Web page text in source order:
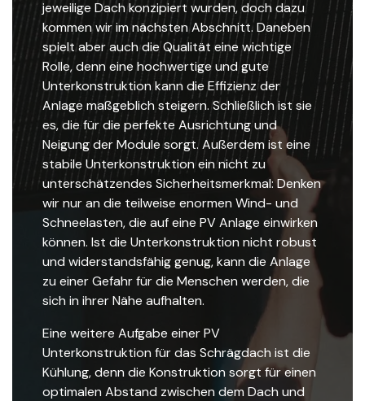
jeweilige Dach konzipiert wurden, doch dazu
kommen wir im nächsten Abschnitt. Daneben
spielt aber auch die Qualität eine wichtige
Rolle, denn eine hochwertige und gute
Unterkonstruktion kann die Effizienz der
Anlage maßgeblich steigern. Schließlich ist sie
es, die für die perfekte Ausrichtung und
Neigung der Module sorgt. Außerdem ist eine
stabile Unterkonstruktion ein nicht zu
unterschätzendes Sicherheitsmerkmal: Denken
wir nur an die teilweise enormen Wind- und
Schneelasten, die auf eine PV Anlage einwirken
können. Ist die Unterkonstruktion nicht robust
und widerstandsfähig genug, kann die Anlage
zu einer Gefahr für die Menschen werden, die
sich in ihrer Nähe aufhalten.
Eine weitere Aufgabe einer PV
Unterkonstruktion für das Schrägdach ist die
Kühlung, denn die Konstruktion sorgt für einen
optimalen Abstand zwischen dem Dach und